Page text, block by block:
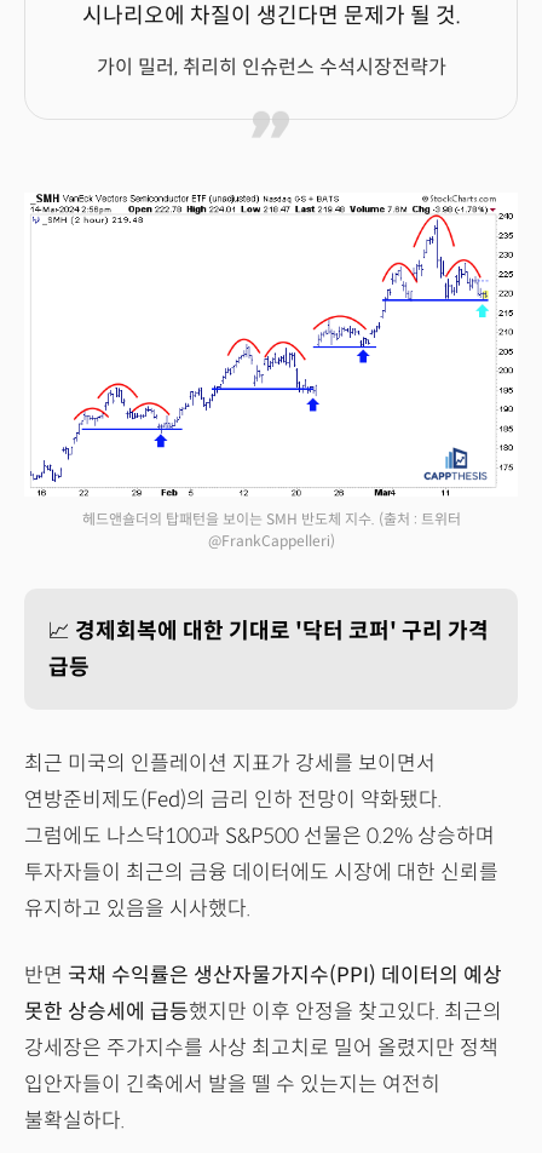
시나리오에 차질이 생긴다면 문제가 될 것.
가이 밀러, 취리히 인슈런스 수석시장전략가
헤드앤숄더의 탑패턴을 보이는 SMH 반도체 지수. (출처 : 트위터
@FrankCappelleri)
📈 경제회복에 대한 기대로 '닥터 코퍼' 구리 가격
급등
최근 미국의 인플레이션 지표가 강세를 보이면서
연방준비제도(Fed)의 금리 인하 전망이 약화됐다.
그럼에도 나스닥100과 S&P500 선물은 0.2% 상승하며
투자자들이 최근의 금융 데이터에도 시장에 대한 신뢰를
유지하고 있음을 시사했다.
반면 국채 수익률은 생산자물가지수(PPI) 데이터의 예상
못한 상승세에 급등했지만 이후 안정을 찾고있다. 최근의
강세장은 주가지수를 사상 최고치로 밀어 올렸지만 정책
입안자들이 긴축에서 발을 뗄 수 있는지는 여전히
불확실하다.